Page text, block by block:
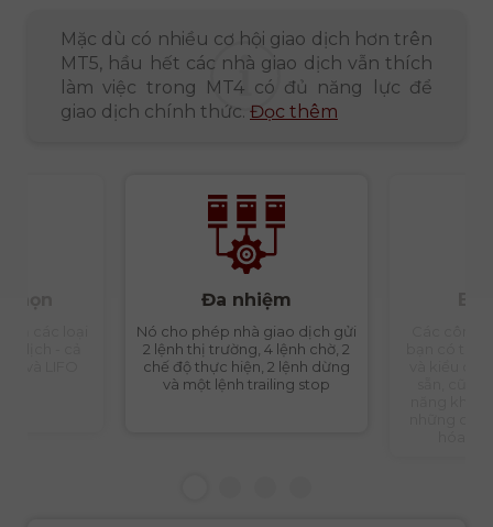
Mặc dù có nhiều cơ hội giao dịch hơn trên
MT5, hầu hết các nhà giao dịch vẫn thích
làm việc trong MT4 có đủ năng lực để
giao dịch chính thức. Đọc thêm
Đa nhiệm
Nó cho phép nhà giao dịch gửi
2 lệnh thị trường, 4 lệnh chờ, 2
chế độ thực hiện, 2 lệnh dừng
và một lệnh trailing stop